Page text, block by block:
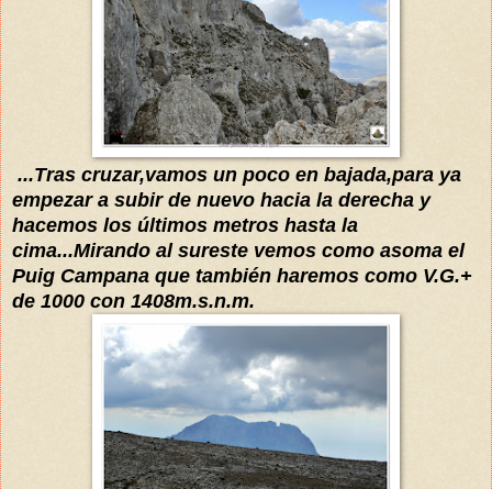
...Tras cruzar,vamos un poco en bajada,para ya
empezar a subir de nuevo hacia la derecha y
hacemos los últimos metros hasta la
cima...Mirando al sureste vemos como asoma el
Puig Campana que también haremos como V.G.+
de 1000 con 1408m.s.n.m.